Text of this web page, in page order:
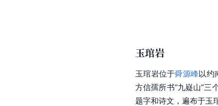
玉琯岩
玉琯岩位于舜源峰以约
方信孺所书“九嶷山”三
题字和诗文，遍布于玉